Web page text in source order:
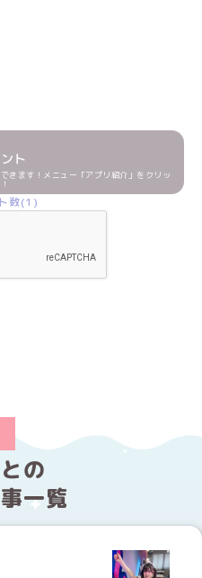
ト
きます！メニュー「アプリ紹介」をクリッ
数(1)
の
一覧